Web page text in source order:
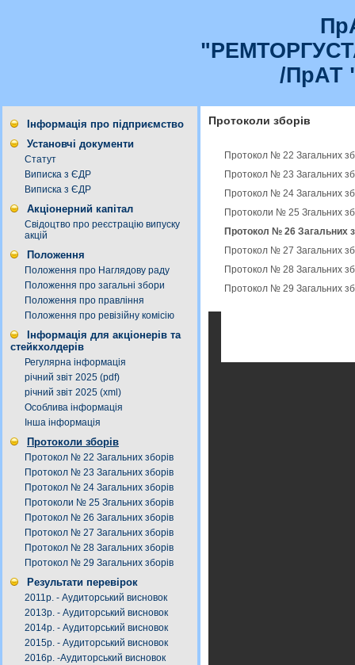
/ПрАТ
Інформація про підприємство
Установчі документи
Статут
Виписка з ЄДР
Виписка з ЄДР
Акціонерний капітал
Свідоцтво про реєстрацію випуску
акцій
Положення
Положення про Наглядову раду
Положення про загальні збори
Положення про правління
Положення про ревізійну комісію
Інформація для акціонерів та
стейкхолдерів
Регулярна інформація
річний звіт 2025 (pdf)
річний звіт 2025 (xml)
Особлива інформація
Інша інформація
Протоколи зборів
Протокол № 22 Загальних зборів
Протокол № 23 Загальних зборів
Протокол № 24 Загальних зборів
Протоколи № 25 Згальних зборів
Протокол № 26 Загальних зборів
Протокол № 27 Загальних зборів
Протокол № 28 Загальних зборів
Протокол № 29 Загальних зборів
Результати перевірок
2011р. - Аудиторський висновок
2013р. - Аудиторський висновок
2014р. - Аудиторський висновок
2015р. - Аудиторський висновок
2016р. -Аудиторський висновок
Протоколи зборів
Протокол № 22 Загальних
Протокол № 23 Загальних
Протокол № 24 Загальних
Протоколи № 25 Згальних
Протокол № 26 Загальних
Протокол № 27 Загальних
Протокол № 28 Загальних
Протокол № 29 Загальних